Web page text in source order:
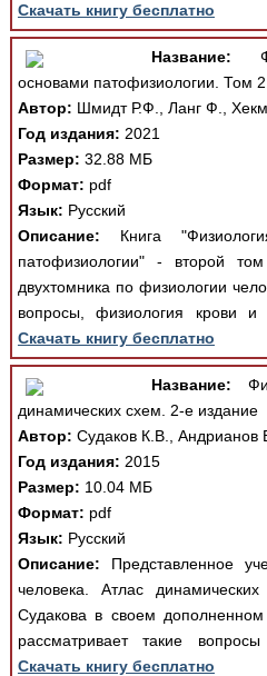
Скачать книгу бесплатно
Название:
основами патофизиологии. Том 2.
Автор: Шмидт Р.Ф., Ланг Ф.,
Год издания: 2021
Размер: 32.88 МБ
Формат: pdf
Язык: Русский
Описание: Книга
патофизиологии" - второй
двухтомника по физиологии
вопросы, физиология крови и
Скачать книгу бесплатно
Название:
динамических схем. 2-е издание
Автор: Судаков К.В., Андрианов
Год издания: 2015
Размер: 10.04 МБ
Формат: pdf
Язык: Русский
Описание: Представленное
человека. Атлас
Судакова в своем
рассматривает такие
Скачать книгу бесплатно